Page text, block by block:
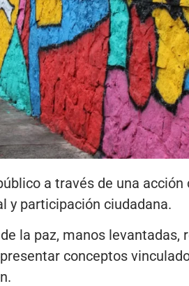
a través de una
y participación ciudadana.
la paz, manos levantadas,
conceptos